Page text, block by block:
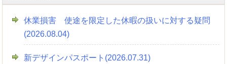
休業損害 使途を限定した休暇の扱いに対する疑問
(2026.08.04)
新デザインパスポート(2026.07.31)